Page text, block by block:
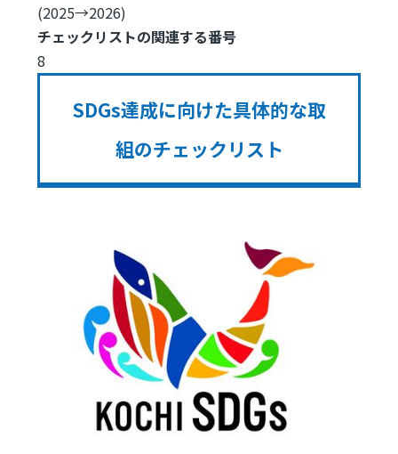
(2025→2026)
チェックリストの関連する番号
8
SDGs達成に向けた具体的な取
組のチェックリスト